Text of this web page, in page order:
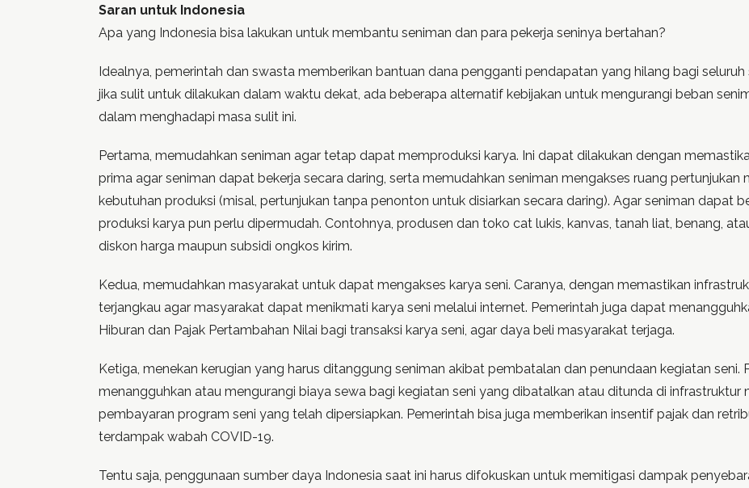
Saran untuk Indonesia
Apa yang Indonesia bisa lakukan untuk membantu seniman dan para pekerja seninya bertahan?
Idealnya, pemerintah dan swasta memberikan bantuan dana pengganti pendapatan yang hilang bagi
jika sulit untuk dilakukan dalam waktu dekat, ada beberapa alternatif kebijakan untuk mengurangi beban
dalam menghadapi masa sulit ini.
Pertama, memudahkan seniman agar tetap dapat memproduksi karya. Ini dapat dilakukan dengan
prima agar seniman dapat bekerja secara daring, serta memudahkan seniman mengakses ruang
kebutuhan produksi (misal, pertunjukan tanpa penonton untuk disiarkan secara daring). Agar seniman dapat
produksi karya pun perlu dipermudah. Contohnya, produsen dan toko cat lukis, kanvas, tanah liat, benang,
diskon harga maupun subsidi ongkos kirim.
Kedua, memudahkan masyarakat untuk dapat mengakses karya seni. Caranya, dengan memastikan
terjangkau agar masyarakat dapat menikmati karya seni melalui internet. Pemerintah juga dapat
Hiburan dan Pajak Pertambahan Nilai bagi transaksi karya seni, agar daya beli masyarakat terjaga.
Ketiga, menekan kerugian yang harus ditanggung seniman akibat pembatalan dan penundaan kegiatan
menangguhkan atau mengurangi biaya sewa bagi kegiatan seni yang dibatalkan atau ditunda di infrastruktur
pembayaran program seni yang telah dipersiapkan. Pemerintah bisa juga memberikan insentif pajak dan
terdampak wabah COVID-19.
Tentu saja, penggunaan sumber daya Indonesia saat ini harus difokuskan untuk memitigasi dampak